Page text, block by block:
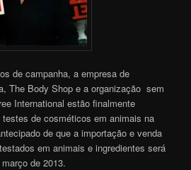
de campanha, a empresa de
The Body Shop e a organização sem
International estão finalmente
de cosméticos em animais na
de que a importação e venda
em animais e ingredientes será
de 2013.